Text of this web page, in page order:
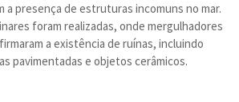
a presença de estruturas incomuns no mar.
foram realizadas, onde mergulhadores
a existência de ruínas, incluindo
pavimentadas e objetos cerâmicos.